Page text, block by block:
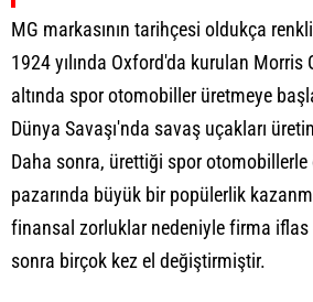
MG markasının tarihçesi oldukça
1924 yılında Oxford'da kurulan Morris
altında spor otomobiller üretmeye
Dünya Savaşı'nda savaş uçakları
Daha sonra, ürettiği spor
pazarında büyük bir popülerlik
finansal zorluklar nedeniyle firma
sonra birçok kez el değiştirmiştir.